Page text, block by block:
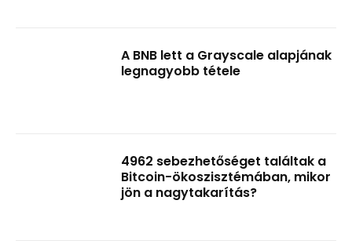
A BNB lett a Grayscale alapjának
legnagyobb tétele
4962 sebezhetőséget találtak a
Bitcoin-ökoszisztémában, mikor
jön a nagytakarítás?